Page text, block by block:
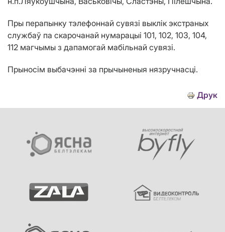
Пры перапынку тэлефоннай сувязі выклік экстраных
службаў па скарочанай нумарацыі 101, 102, 103, 104,
112 магчымы з дапамогай мабільнай сувязі.
Прыносім выбачэнні за прычыненыя нязручнасці.
Друк